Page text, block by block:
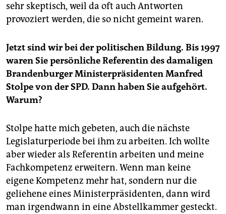
sehr skeptisch, weil da oft auch Antworten
provoziert werden, die so nicht gemeint waren.
Jetzt sind wir bei der politischen Bildung. Bis 1997
waren Sie persönliche Referentin des damaligen
Brandenburger Ministerpräsidenten Manfred
Stolpe von der SPD. Dann haben Sie aufgehört.
Warum?
Stolpe hatte mich gebeten, auch die nächste
Legislaturperiode bei ihm zu arbeiten. Ich wollte
aber wieder als Referentin arbeiten und meine
Fachkompetenz erweitern. Wenn man keine
eigene Kompetenz mehr hat, sondern nur die
geliehene eines Ministerpräsidenten, dann wird
man irgendwann in eine Abstellkammer gesteckt.